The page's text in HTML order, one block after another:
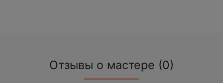
Отзывы о мастере (0)